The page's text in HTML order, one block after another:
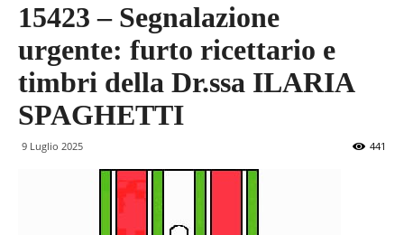
Farmacisti
15423 – Segnalazione
urgente: furto ricettario e
timbri della Dr.ssa ILARIA
SPAGHETTI
9 Luglio 2025 441